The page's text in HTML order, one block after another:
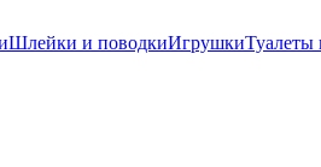
Шлейки и поводкиИгрушкиТуалеты